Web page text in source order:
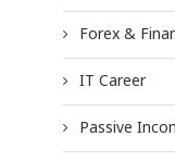
Forex &
IT Career
Passive